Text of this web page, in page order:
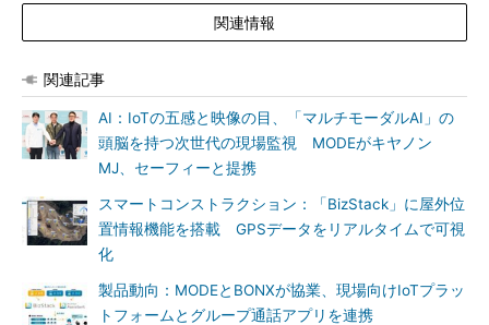
関連情報
関連記事
AI：IoTの五感と映像の目、「マルチモーダルAI」の
頭脳を持つ次世代の現場監視 MODEがキヤノン
MJ、セーフィーと提携
スマートコンストラクション：「BizStack」に屋外位
置情報機能を搭載 GPSデータをリアルタイムで可視
化
製品動向：MODEとBONXが協業、現場向けIoTプラッ
トフォームとグループ通話アプリを連携